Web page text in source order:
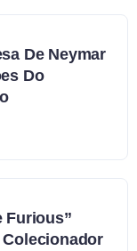
De Neymar
Do
Furious”
Colecionador